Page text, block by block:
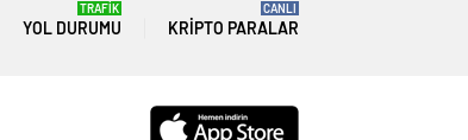
YOL DURUMU
TRAFİK
KRIPTO PARALAR
CANLI